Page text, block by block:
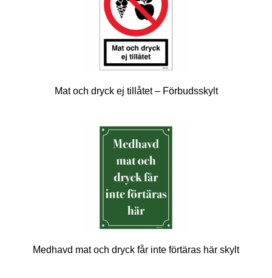
Mat och dryck ej tillåtet – Förbudsskylt
Medhavd mat och dryck får inte förtäras här skylt